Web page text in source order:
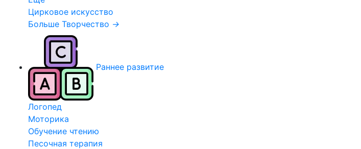
Цирковое искусство
Больше Творчество →
Раннее развитие
Логопед
Моторика
Обучение чтению
Песочная терапия